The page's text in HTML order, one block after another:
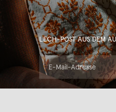
LECH-POST AUS DEM
E-Mail-Adresse